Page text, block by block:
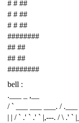
# # ##
# # ##
# # ##
########
## ##
## ##
########
bell :
.___ _ ,__
/ ` ___ ___ ___. / .___
| | / ` .' ` .' ` |,---. / \ .' `